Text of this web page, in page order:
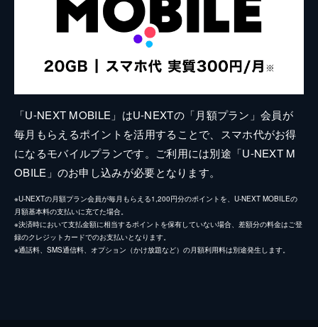
「U-NEXT MOBILE」はU-NEXTの「月額プラン」会員が
毎月もらえるポイントを活用することで、スマホ代がお得
になるモバイルプランです。ご利用には別途「U-NEXT M
OBILE」のお申し込みが必要となります。
※U-NEXTの月額プラン会員が毎月もらえる1,200円分のポイントを、U-NEXT MOBILEの
月額基本料の支払いに充てた場合。
※決済時において支払金額に相当するポイントを保有していない場合、差額分の料金はご登
録のクレジットカードでのお支払いとなります。
※通話料、SMS通信料、オプション（かけ放題など）の月額利用料は別途発生します。